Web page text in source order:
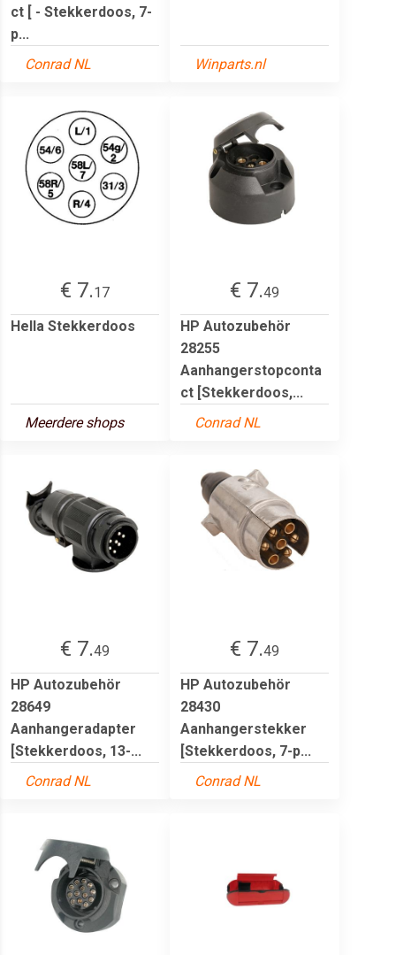
ct [ - Stekkerdoos, 7-
p...
Conrad NL
Winparts.nl
€ 7.17
Hella Stekkerdoos
Meerdere shops
€ 7.49
HP Autozubehör
28255
Aanhangerstopconta
ct [Stekkerdoos,...
Conrad NL
€ 7.49
HP Autozubehör
28649
Aanhangeradapter
[Stekkerdoos, 13-...
Conrad NL
€ 7.49
HP Autozubehör
28430
Aanhangerstekker
[Stekkerdoos, 7-p...
Conrad NL